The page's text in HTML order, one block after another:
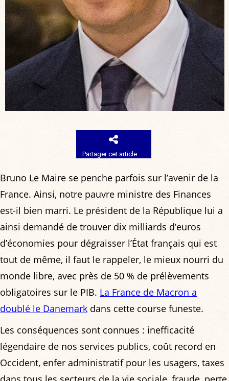
Partager cet article
Bruno Le Maire se penche parfois sur l’avenir de la
France. Ainsi, notre pauvre ministre des Finances
est-il bien marri. Le président de la République lui a
ainsi demandé de trouver dix milliards d’euros
d’économies pour dégraisser l’État français qui est
tout de même, il faut le rappeler, le mieux nourri du
monde libre, avec près de 50 % de prélèvements
obligatoires sur le PIB. La France de Macron a
doublé le Danemark dans cette course funeste.
Les conséquences sont connues : inefficacité
légendaire de nos services publics, coût record en
Occident, enfer administratif pour les usagers, taxes